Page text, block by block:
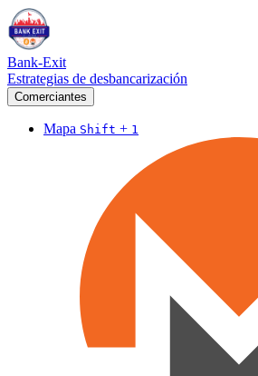
Bank-Exit
Estrategias de desbancarización
Comerciantes
Mapa Shift + 1